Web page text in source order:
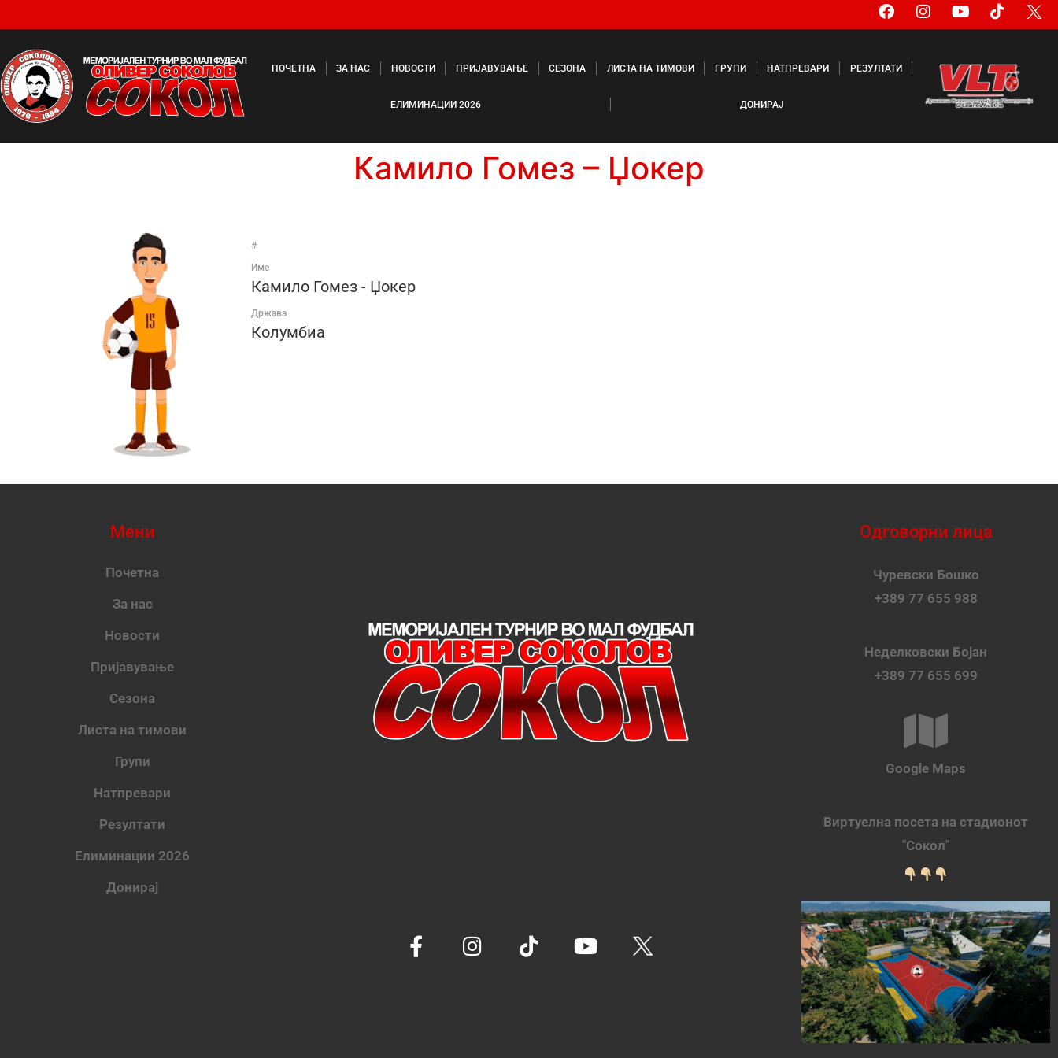
ПОЧЕТНА ЗА НАС НОВОСТИ ПРИЈАВУВАЊЕ СЕЗОНА ЛИСТА НА ТИМОВИ ГРУПИ НАТПРЕВАРИ РЕЗУЛТАТИ
ЕЛИМИНАЦИИ 2026 ДОНИРАЈ
Камило Гомез – Џокер
#
Име
Камило Гомез - Џокер
Држава
Колумбиа
Мени
Почетна
За нас
Новости
Пријавување
Сезона
Листа на тимови
Групи
Натпревари
Резултати
Елиминации 2026
Донирај
Одговорни лица
Чуревски Бошко
+389 77 655 988
Неделковски Бојан
+389 77 655 699
Google Maps
Виртуелна посета на стадионот
"Сокол"